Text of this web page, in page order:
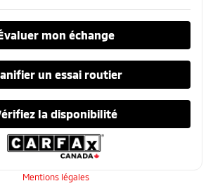
mon échange
un essai routier
la disponibilité
Mentions légales